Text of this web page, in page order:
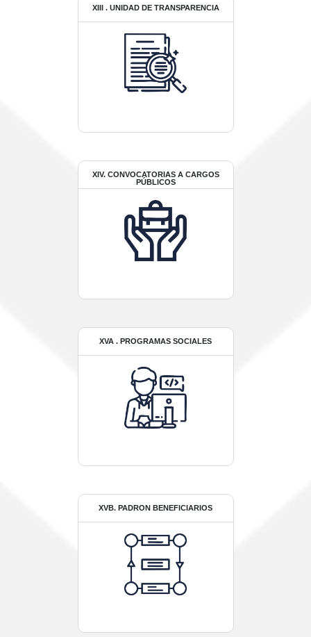
XIII . UNIDAD DE TRANSPARENCIA
XIV. CONVOCATORIAS A CARGOS
PÚBLICOS
XVA . PROGRAMAS SOCIALES
XVB. PADRON BENEFICIARIOS